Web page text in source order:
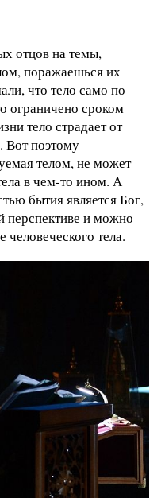
отцов на темы,
поражаешься их
что тело само по
ограничено сроком
тело страдает от
Вот поэтому
телом, не может
в чем-то ином. А
бытия является Бог,
перспективе и можно
человеческого тела.